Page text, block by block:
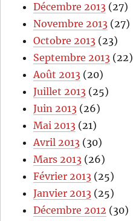
Décembre 2013 (27)
Novembre 2013 (27)
Octobre 2013 (23)
Septembre 2013 (22)
Août 2013 (20)
Juillet 2013 (25)
Juin 2013 (26)
Mai 2013 (21)
Avril 2013 (30)
Mars 2013 (26)
Février 2013 (25)
Janvier 2013 (25)
Décembre 2012 (30)